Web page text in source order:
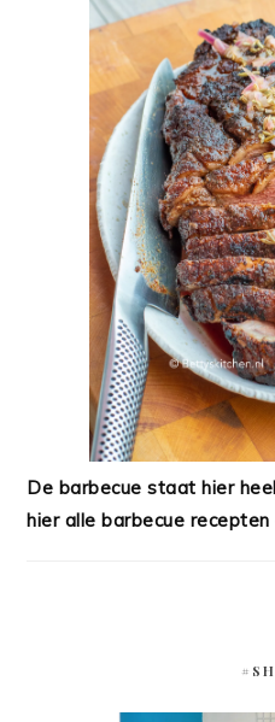
De barbecue staat hier
hier alle barbecue